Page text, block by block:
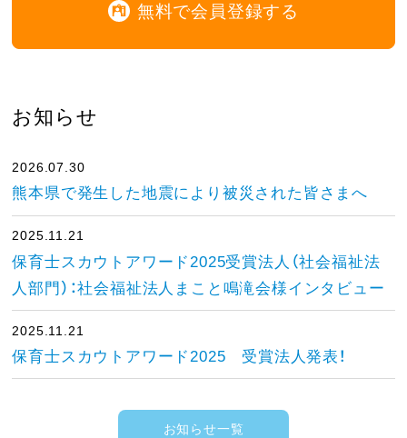
無料で会員登録する
お知らせ
2026.07.30
熊本県で発生した地震により被災された皆さまへ
2025.11.21
保育士スカウトアワード2025受賞法人（社会福祉法
人部門）：社会福祉法人まこと鳴滝会様インタビュー
2025.11.21
保育士スカウトアワード2025 受賞法人発表！
お知らせ一覧